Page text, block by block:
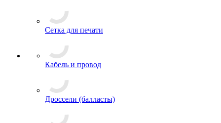
Сетка для печати
Кабель и провод
Дроссели (балласты)